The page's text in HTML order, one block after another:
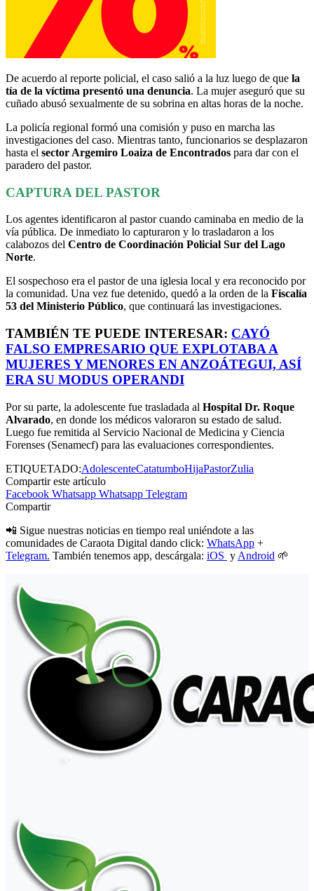
De acuerdo al reporte policial, el caso salió a la luz luego de que la
tía de la víctima presentó una denuncia. La mujer aseguró que su
cuñado abusó sexualmente de su sobrina en altas horas de la noche.
La policía regional formó una comisión y puso en marcha las
investigaciones del caso. Mientras tanto, funcionarios se desplazaron
hasta el sector Argemiro Loaiza de Encontrados para dar con el
paradero del pastor.
CAPTURA DEL PASTOR
Los agentes identificaron al pastor cuando caminaba en medio de la
vía pública. De inmediato lo capturaron y lo trasladaron a los
calabozos del Centro de Coordinación Policial Sur del Lago
Norte.
El sospechoso era el pastor de una iglesia local y era reconocido por
la comunidad. Una vez fue detenido, quedó a la orden de la Fiscalía
53 del Ministerio Público, que continuará las investigaciones.
TAMBIÉN TE PUEDE INTERESAR: CAYÓ
FALSO EMPRESARIO QUE EXPLOTABA A
MUJERES Y MENORES EN ANZOÁTEGUI, ASÍ
ERA SU MODUS OPERANDI
Por su parte, la adolescente fue trasladada al Hospital Dr. Roque
Alvarado, en donde los médicos valoraron su estado de salud.
Luego fue remitida al Servicio Nacional de Medicina y Ciencia
Forenses (Senamecf) para las evaluaciones correspondientes.
ETIQUETADO:AdolescenteCatatumboHijaPastorZulia
Compartir este artículo
Facebook Whatsapp Whatsapp Telegram
Compartir
📲 Sigue nuestras noticias en tiempo real uniéndote a las
comunidades de Caraota Digital dando click: WhatsApp +
Telegram. También tenemos app, descárgala: iOS y Android 🌱